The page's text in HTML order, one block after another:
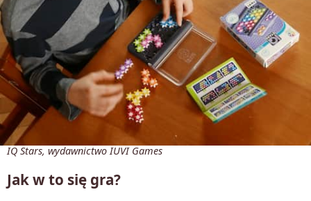
IQ Stars, wydawnictwo IUVI Games
Jak w to się gra?